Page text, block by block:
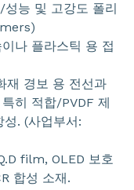
능 및 고강도 폴리
나 플라스틱 용 접
재 경보 용 전선과
히 적합/PVDF 제
. (사업부서:
film, OLED 보호
합성 소재.